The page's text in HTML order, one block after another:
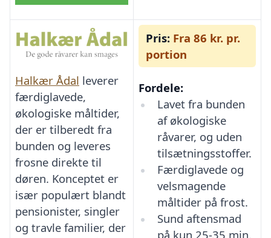
Halkær Ådal leverer
færdiglavede,
økologiske måltider,
der er tilberedt fra
bunden og leveres
frosne direkte til
døren. Konceptet er
især populært blandt
pensionister, singler
og travle familier, der
Pris: Fra 86 kr. pr.
portion
Fordele:
Lavet fra bunden
af økologiske
råvarer, og uden
tilsætningsstoffer.
Færdiglavede og
velsmagende
måltider på frost.
Sund aftensmad
på kun 25-35 min.